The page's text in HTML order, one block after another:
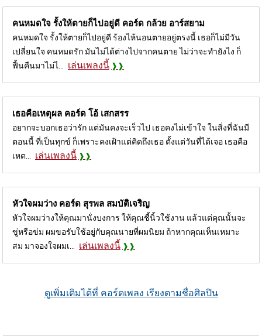
คนหมดใจ รั้งให้ตายก็ไปอยู่ดี คอร์ด กล้วย อาร์สยาม
คนหมดใจ รั้งให้ตายก็ไปอยู่ดี ร้องไห้นอนตายอยู่ตรงนี้ เธอก็ไม่มีวัน
เปลี่ยนใจ คนหมดรัก มันไม่ได้ต่างไปจากคนตาย ไม่ว่าจะทำยังไง ก็
ฟื้นคืนมาไม่ไ... เล่นเพลงนี้
เธอคือเหตุผล คอร์ด โอ้ เสกสรร
อยากจะบอกเธอว่ารัก แต่มันคงจะเร็วไป เธอคงไม่เข้าใจ ในสิ่งที่ฉันมี
ตอนนี้ ที่เป็นทุกข์ ก็เพราะคงเฝ้าแต่คิดถึงเธอ ตั้งแต่วันที่ได้เจอ เธอคือ
เหต... เล่นเพลงนี้
หัวใจผมว่าง คอร์ด สุรพล สมบัติเจริญ
หัวใจผมว่างให้คุณมานั่งบงการ ให้คุณชี้นิ้วใช้งาน แล้วแต่คุณนั้นจะ
ขู่หรือข่ม ผมขอรับใช้อยู่กับคุณนายที่ผมนิยม ถ้าหากคุณเห็นเหมาะ
สม มาจองใจผมเ... เล่นเพลงนี้
ดูเพิ่มเติมได้ที่ คอร์ดเพลง เรียงตามชื่อศิลปิน